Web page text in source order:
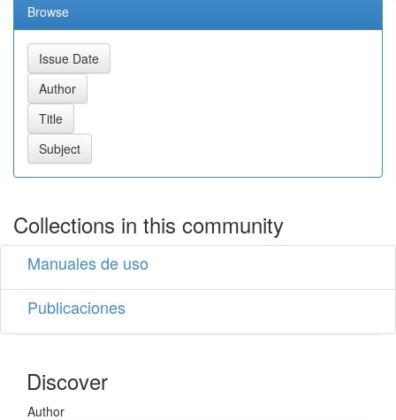
Browse
Collections in this community
Manuales de uso
Publicaciones
Discover
Author